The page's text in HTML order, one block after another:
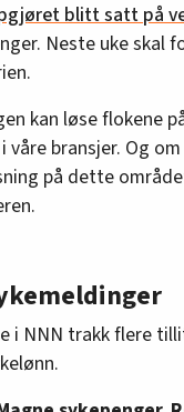
blitt satt på
Neste uke skal
kan løse flokene
våre bransjer. Og
på dette
i NNN trakk flere